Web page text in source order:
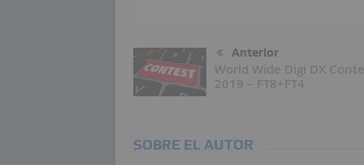
Anterior
World Wide Digi DX
2019 – FT8+FT4
SOBRE EL AUTOR